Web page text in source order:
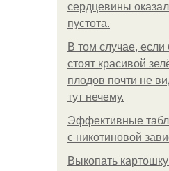
сердцевины
пустота.
В том случае,
стоят красивой
плодов почти не
тут нечему.
Эффективные
с никотиновой
Выкопать